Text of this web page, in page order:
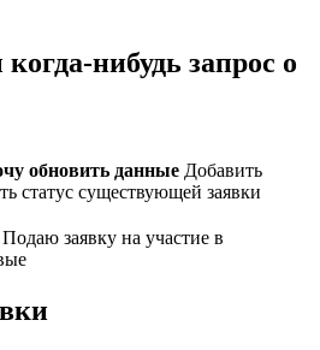
нибудь запрос о
обновить данные Добавить
статус существующей заявки
Подаю заявку на участие в